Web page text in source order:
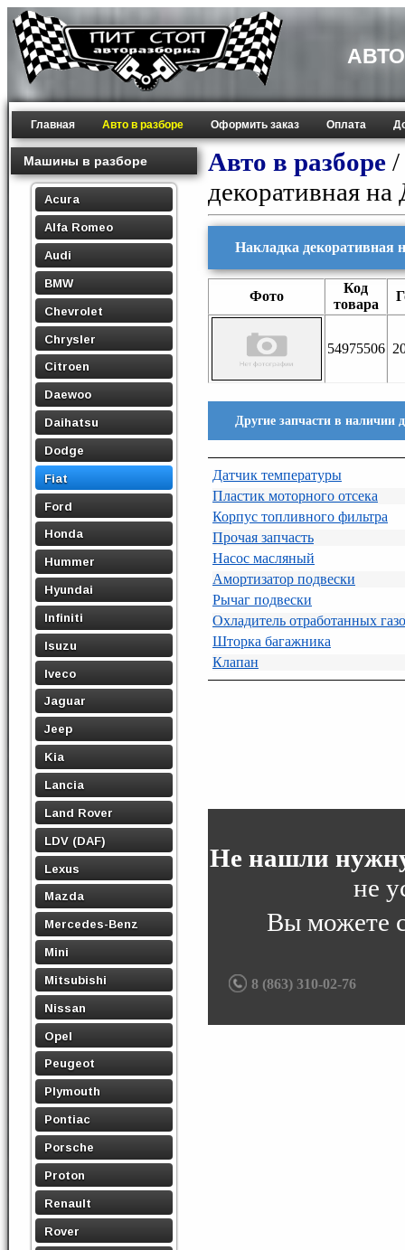
Главная Авто в разборе Оформить заказ Оплата
Машины в разборе
Acura
Alfa Romeo
Audi
BMW
Chevrolet
Chrysler
Citroen
Daewoo
Daihatsu
Dodge
Fiat
Ford
Honda
Hummer
Hyundai
Infiniti
Isuzu
Iveco
Jaguar
Jeep
Kia
Lancia
Land Rover
LDV (DAF)
Lexus
Mazda
Mercedes-Benz
Mini
Mitsubishi
Nissan
Opel
Peugeot
Plymouth
Pontiac
Porsche
Proton
Renault
Rover
Авто в разборе /
декоративная
Накладка декоративная
Фото
Код
товара
54975506
Другие запчасти в наличии
Датчик температуры
Пластик моторного отсека
Корпус топливного фильтра
Прочая запчасть
Насос масляный
Амортизатор подвески
Рычаг подвески
Охладитель отработанных
Шторка багажника
Клапан
Не нашли
не
Вы можете
8 (863) 310-02-76